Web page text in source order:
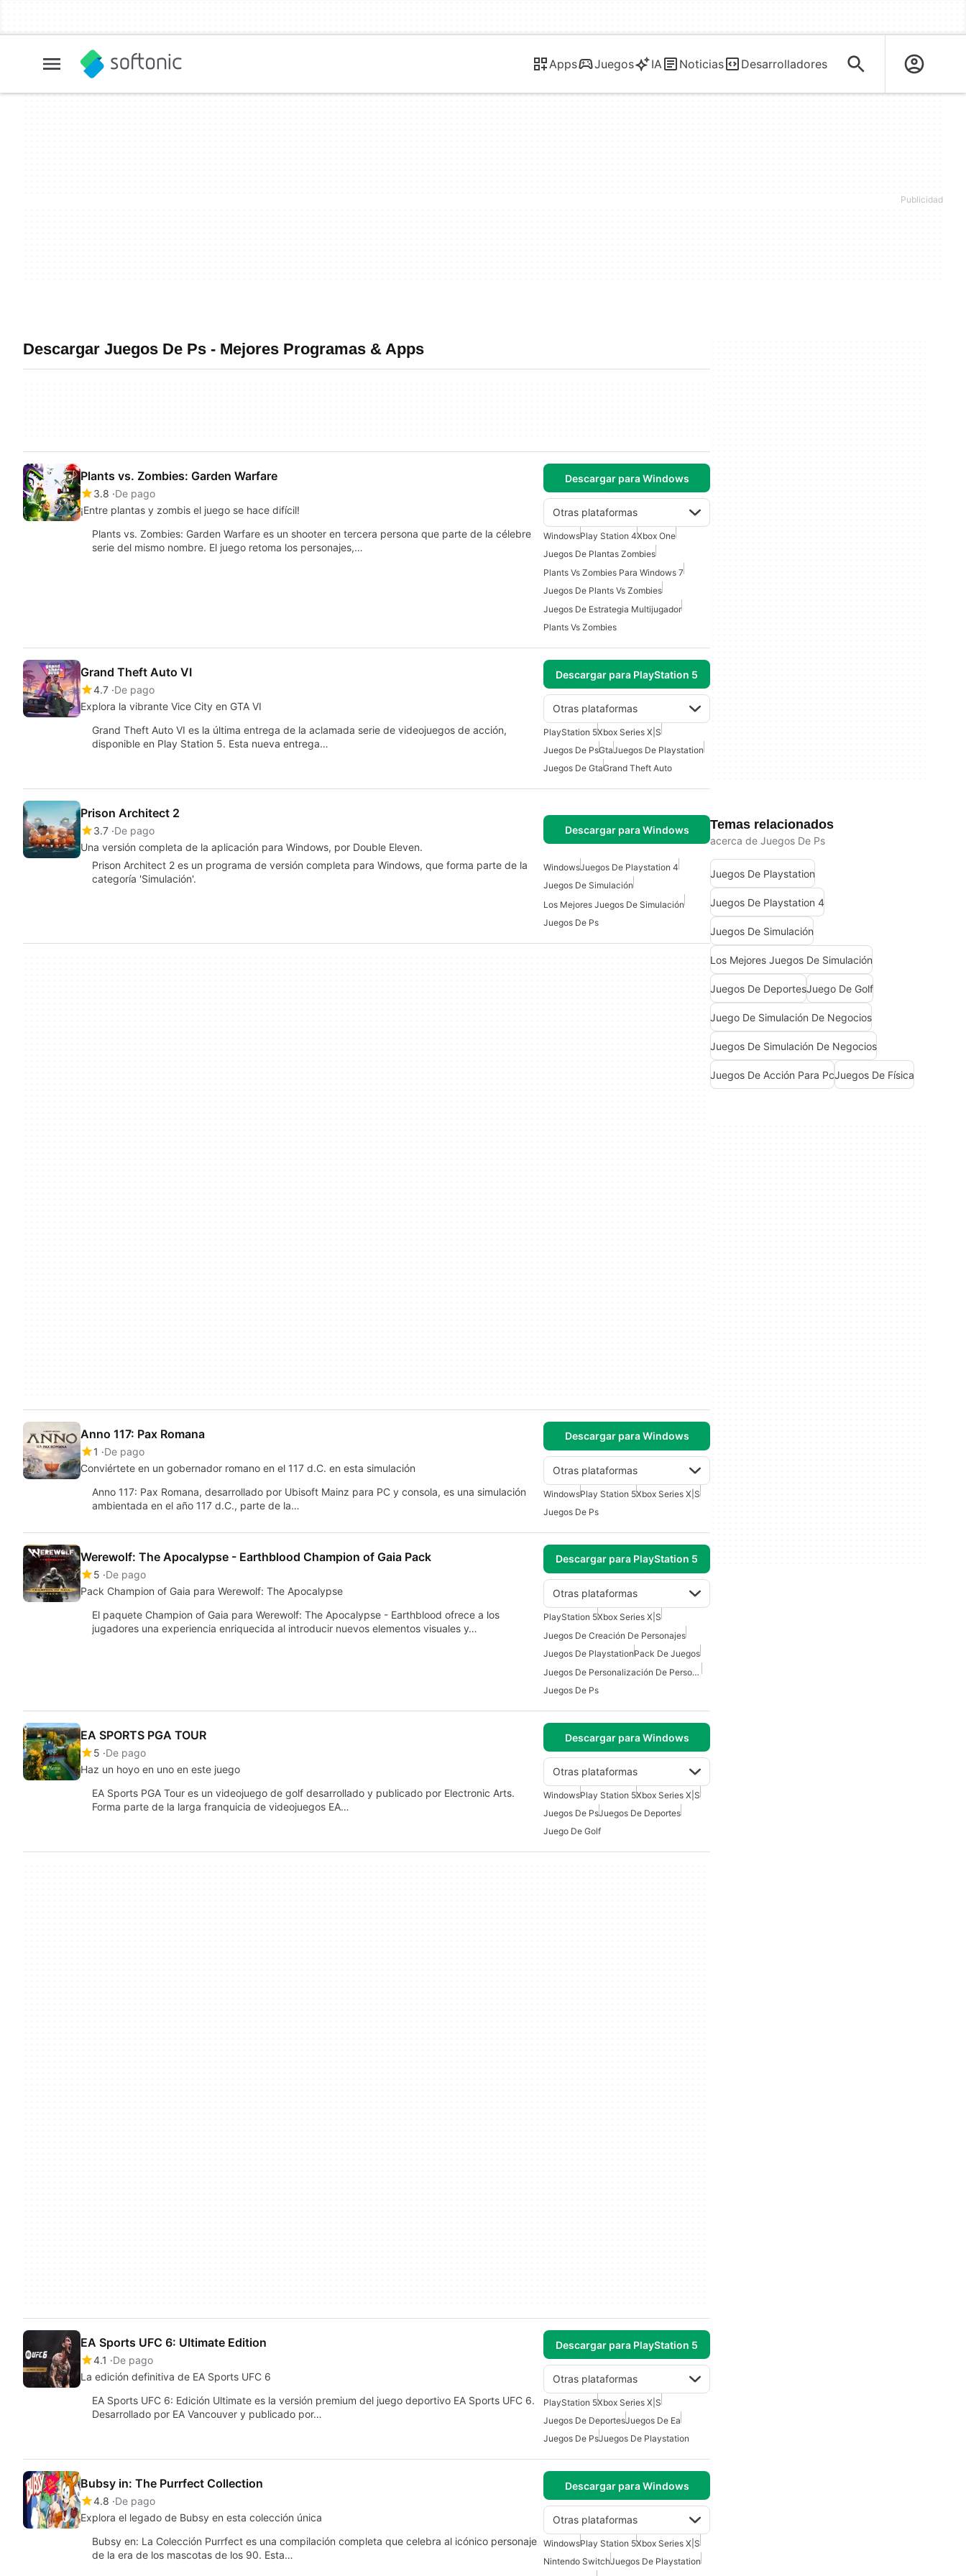
Apps Juegos IA Noticias Desarrolladores
Descargar Juegos De Ps - Mejores Programas & Apps
Plants vs. Zombies: Garden Warfare
3.8 De pago
¡Entre plantas y zombis el juego se hace difícil!
Descargar para Windows
Otras plataformas
Plants vs. Zombies: Garden Warfare es un shooter en tercera persona que parte de la célebre
serie del mismo nombre. El juego retoma los personajes,…
WindowsPlay Station 4Xbox One
Juegos De Plantas Zombies
Plants Vs Zombies Para Windows 7
Juegos De Plants Vs Zombies
Juegos De Estrategia Multijugador
Plants Vs Zombies
Grand Theft Auto VI
4.7 De pago
Explora la vibrante Vice City en GTA VI
Descargar para PlayStation 5
Otras plataformas
Grand Theft Auto VI es la última entrega de la aclamada serie de videojuegos de acción,
disponible en Play Station 5. Esta nueva entrega…
PlayStation 5Xbox Series X|S
Juegos De PsGtaJuegos De Playstation
Juegos De GtaGrand Theft Auto
Prison Architect 2
3.7 De pago
Una versión completa de la aplicación para Windows, por Double Eleven.
Descargar para Windows
Prison Architect 2 es un programa de versión completa para Windows, que forma parte de la
categoría 'Simulación'.
WindowsJuegos De Playstation 4
Juegos De Simulación
Los Mejores Juegos De Simulación
Juegos De Ps
Anno 117: Pax Romana
1
De pago
Conviértete en un gobernador romano en el 117 d.C. en esta simulación
Descargar para Windows
Otras plataformas
Anno 117: Pax Romana, desarrollado por Ubisoft Mainz para PC y consola, es una simulación
ambientada en el año 117 d.C., parte de la…
WindowsPlay Station 5Xbox Series X|S
Juegos De Ps
Werewolf: The Apocalypse - Earthblood Champion of Gaia Pack
5 De pago
Pack Champion of Gaia para Werewolf: The Apocalypse
Descargar para PlayStation 5
Otras plataformas
El paquete Champion of Gaia para Werewolf: The Apocalypse - Earthblood ofrece a los
jugadores una experiencia enriquecida al introducir nuevos elementos visuales y…
PlayStation 5Xbox Series X|S
Juegos De Creación De Personajes
Juegos De PlaystationPack De Juegos
Juegos De Personalización De Personajes
Juegos De Ps
EA SPORTS PGA TOUR
5 De pago
Haz un hoyo en uno en este juego
Descargar para Windows
Otras plataformas
EA Sports PGA Tour es un videojuego de golf desarrollado y publicado por Electronic Arts.
Forma parte de la larga franquicia de videojuegos EA…
WindowsPlay Station 5Xbox Series X|S
Juegos De PsJuegos De Deportes
Juego De Golf
EA Sports UFC 6: Ultimate Edition
4.1
De pago
La edición definitiva de EA Sports UFC 6
Descargar para PlayStation 5
Otras plataformas
EA Sports UFC 6: Edición Ultimate es la versión premium del juego deportivo EA Sports UFC 6.
Desarrollado por EA Vancouver y publicado por…
PlayStation 5Xbox Series X|S
Juegos De DeportesJuegos De Ea
Juegos De PsJuegos De Playstation
Bubsy in: The Purrfect Collection
4.8 De pago
Explora el legado de Bubsy en esta colección única
Descargar para Windows
Otras plataformas
Bubsy en: La Colección Purrfect es una compilación completa que celebra al icónico personaje
de la era de los mascotas de los 90. Esta…
WindowsPlay Station 5Xbox Series X|S
Nintendo SwitchJuegos De Playstation
Temas relacionados
acerca de Juegos De Ps
Juegos De Playstation
Juegos De Playstation 4
Juegos De Simulación
Los Mejores Juegos De Simulación
Juegos De DeportesJuego De Golf
Juego De Simulación De Negocios
Juegos De Simulación De Negocios
Juegos De Acción Para PcJuegos De Física